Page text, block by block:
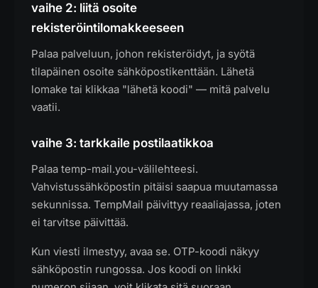
vaihe 2: liitä osoite
rekisteröintilomakkeeseen
Palaa palveluun, johon rekisteröidyt, ja syötä
tilapäinen osoite sähköpostikenttään. Lähetä
lomake tai klikkaa "lähetä koodi" — mitä palvelu
vaatii.
vaihe 3: tarkkaile postilaatikkoa
Palaa temp-mail.you-välilehteesi.
Vahvistussähköpostin pitäisi saapua muutamassa
sekunnissa. TempMail päivittyy reaaliajassa, joten
ei tarvitse päivittää.
Kun viesti ilmestyy, avaa se. OTP-koodi näkyy
sähköpostin rungossa. Jos koodi on linkki